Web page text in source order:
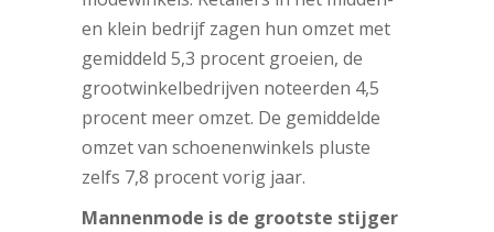
en klein bedrijf zagen hun omzet met
gemiddeld 5,3 procent groeien, de
grootwinkelbedrijven noteerden 4,5
procent meer omzet. De gemiddelde
omzet van schoenenwinkels pluste
zelfs 7,8 procent vorig jaar.
Mannenmode is de grootste stijger